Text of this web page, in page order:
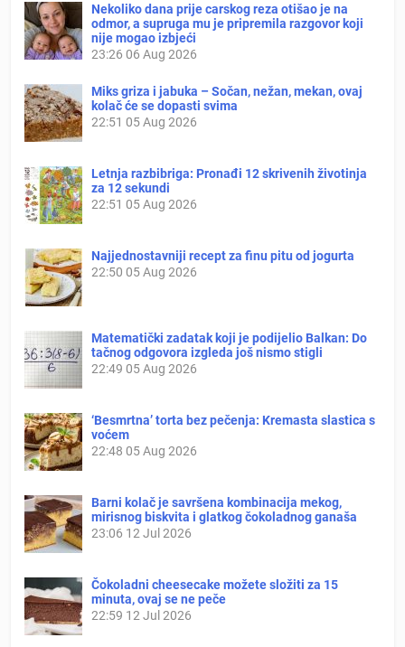
Nekoliko dana prije carskog reza otišao je na
odmor, a supruga mu je pripremila razgovor koji
nije mogao izbjeći
23:26 06 Aug 2026
Miks griza i jabuka – Sočan, nežan, mekan, ovaj
kolač će se dopasti svima
22:51 05 Aug 2026
Letnja razbibriga: Pronađi 12 skrivenih životinja
za 12 sekundi
22:51 05 Aug 2026
Najjednostavniji recept za finu pitu od jogurta
22:50 05 Aug 2026
Matematički zadatak koji je podijelio Balkan: Do
tačnog odgovora izgleda još nismo stigli
22:49 05 Aug 2026
‘Besmrtna’ torta bez pečenja: Kremasta slastica s
voćem
22:48 05 Aug 2026
Barni kolač je savršena kombinacija mekog,
mirisnog biskvita i glatkog čokoladnog ganaša
23:06 12 Jul 2026
Čokoladni cheesecake možete složiti za 15
minuta, ovaj se ne peče
22:59 12 Jul 2026